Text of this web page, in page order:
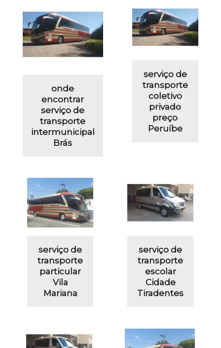
onde
encontrar
serviço de
transporte
intermunicipal
Brás
serviço de
transporte
coletivo
privado
preço
Peruíbe
serviço de
transporte
particular
Vila
Mariana
serviço de
transporte
escolar
Cidade
Tiradentes